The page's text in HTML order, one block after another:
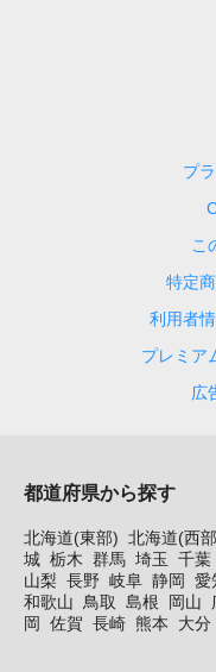
プ
こ
特定
利用者
プレミア
広
都道府県から探す
北海道(東部) 北海道(西
城 栃木 群馬 埼玉 千葉
山梨 長野 岐阜 静岡 愛
和歌山
鳥取 島根 岡山
岡 佐賀 長崎 熊本 大分